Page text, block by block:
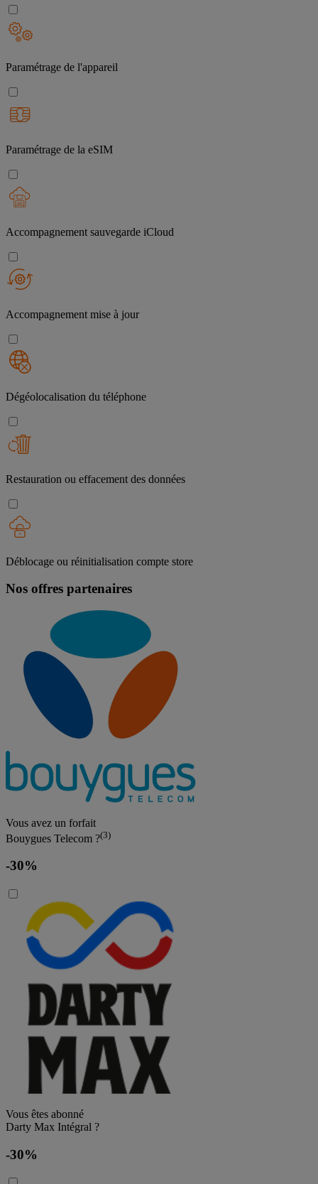
Paramétrage de l'appareil
Paramétrage de la eSIM
Accompagnement sauvegarde iCloud
Accompagnement mise à jour
Dégéolocalisation du téléphone
Restauration ou effacement des données
Déblocage ou réinitialisation compte store
Nos offres partenaires
Vous avez un forfait
Bouygues Telecom ?(3)
-30%
Vous êtes abonné
Darty Max Intégral ?
-30%